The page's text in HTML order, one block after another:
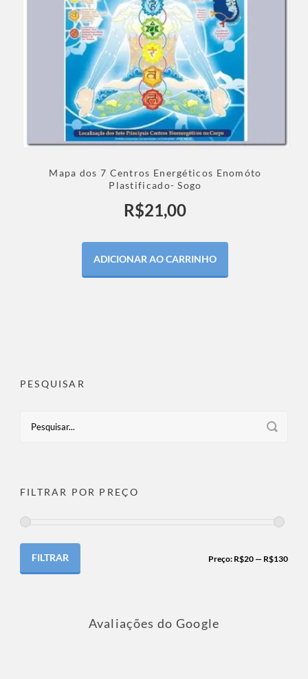
Mapa dos 7 Centros Energéticos Enomóto
Plastificado- Sogo
R$21,00
ADICIONAR AO CARRINHO
PESQUISAR
FILTRAR POR PREÇO
FILTRAR Preço: R$20 — R$130
Avaliações do Google